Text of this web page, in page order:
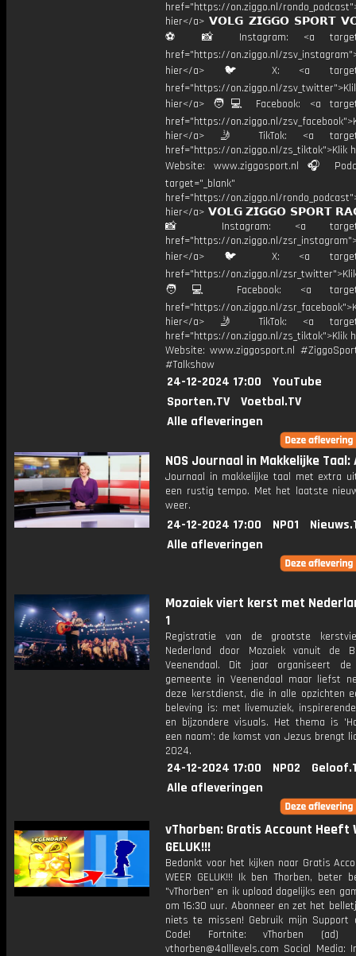
href="https://on.ziggo.nl/
hier</a> 𝗩𝗢𝗟𝗚 𝗭𝗜𝗚𝗚𝗢 𝗦𝗣𝗢𝗥𝗧
⚽️ 📸 Instagram: <a
href="https://on.ziggo.nl/
hier</a> 🐦 X: <a
href="https://on.ziggo.nl/
hier</a> 🧑💻 Facebook: <a
href="https://on.ziggo.nl/
hier</a> 🤳 TikTok: <a
href="https://on.ziggo.nl/zs_tiktok">Klik
Website: www.ziggosport.nl 🎧
target="_blank"
href="https://on.ziggo.nl/
hier</a> 𝗩𝗢𝗟𝗚 𝗭𝗜𝗚𝗚𝗢 𝗦𝗣𝗢𝗥𝗧
📸 Instagram: <a
href="https://on.ziggo.nl/
hier</a> 🐦 X: <a
href="https://on.ziggo.nl/
🧑💻 Facebook: <a
href="https://on.ziggo.nl/
hier</a> 🤳 TikTok: <a
href="https://on.ziggo.nl/zs_tiktok">Klik
Website: www.ziggosport.nl
#Talkshow
24-12-2024 17:00
YouTube
Sporten.TV
Voetbal.TV
Alle afleveringen
NOS Journaal in Makkelijke
Journaal in makkelijke taal met extra
een rustig tempo. Met het laatste
weer.
24-12-2024 17:00 NPO1
Alle afleveringen
Mozaiek viert kerst met
1
Registratie van de grootste
Nederland door Mozaiek vanuit de
Veenendaal. Dit jaar organiseert de
gemeente in Veenendaal maar liefst
deze kerstdienst, die in alle opzichten
beleving is: met livemuziek,
en bijzondere visuals. Het thema is
een naam': de komst van Jezus brengt
2024.
24-12-2024 17:00 NPO2
Alle afleveringen
vThorben: Gratis Account Heeft
GELUK!!!
Bedankt voor het kijken naar Gratis
WEER GELUK!!! Ik ben Thorben, beter
"vThorben" en ik upload dagelijks een
om 16:30 uur. Abonneer en zet het
niets te missen! Gebruik mijn Support
Code! Fortnite: vThorben (ad)
vthorben@4alllevels.com Social Media: